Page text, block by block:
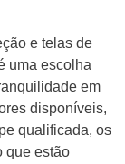
e telas de
uma escolha
em
disponíveis,
qualificada, os
que estão